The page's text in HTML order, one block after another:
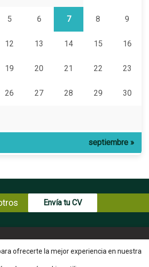
5 6 7 8 9
12 13 14 15 16
19 20 21 22 23
26 27 28 29 30
septiembre »
Envía tu CV
2026 MAPA WEB
AVISO LEGAL
ofrecerte la mejor experiencia en nuestra